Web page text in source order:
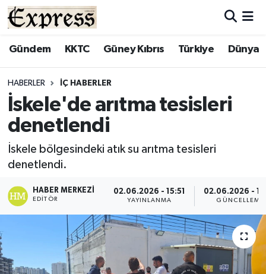
Gündem KKTC Güney Kıbrıs Türkiye Dünya
HABERLER İÇ HABERLER
İskele'de arıtma tesisleri
denetlendi
İskele bölgesindeki atık su arıtma tesisleri
denetlendi.
HABER MERKEZI
EDITÖR
02.06.2026 - 15:51
YAYINLANMA
02.06.2026 -
GÜNCELLEME
ALAYKÖY
BİLİM
DÜNYA
EĞİTİM
EKONOMİ
ENGLISH
Hava Durumu
Süper Lig Puan Durumu ve Fikstür
Son Dakika Haberleri
Haber Arşivi